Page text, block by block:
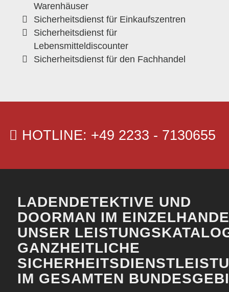
Warenhäuser
Sicherheitsdienst für Einkaufszentren
Sicherheitsdienst für
Lebensmitteldiscounter
Sicherheitsdienst für den Fachhandel
HOTLINE: +49 2233 - 7130655
LADENDETEKTIVE UND
DOORMAN IM
UNSER
GANZHEITLICHE
IM GESAMTEN